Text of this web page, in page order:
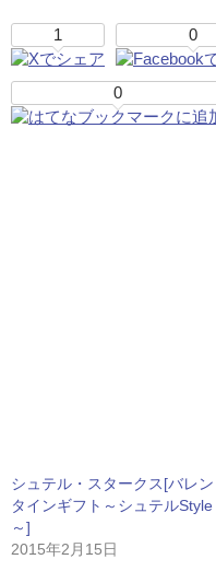
1 0
0
シュテル・スタークス[バレン
タインギフト～シュテルStyle
～]
2015年2月15日